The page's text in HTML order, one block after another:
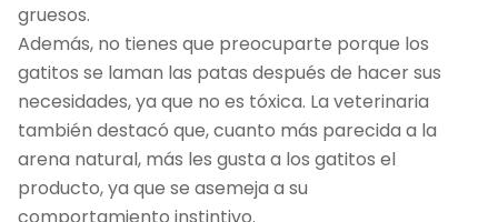
gruesos.
Además, no tienes que preocuparte porque los
gatitos se laman las patas después de hacer sus
necesidades, ya que no es tóxica. La veterinaria
también destacó que, cuanto más parecida a la
arena natural, más les gusta a los gatitos el
producto, ya que se asemeja a su
comportamiento instintivo.